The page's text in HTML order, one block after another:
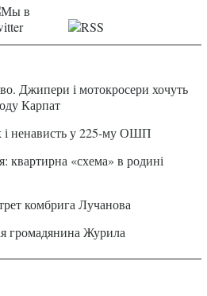
Джипери і мотокросери хочуть
Карпат
і ненависть у 225-му ОШП
квартирна «схема» в родині
комбрига Лучанова
громадянина Журила